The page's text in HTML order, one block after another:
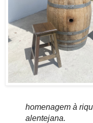
homenagem à
alentejana.